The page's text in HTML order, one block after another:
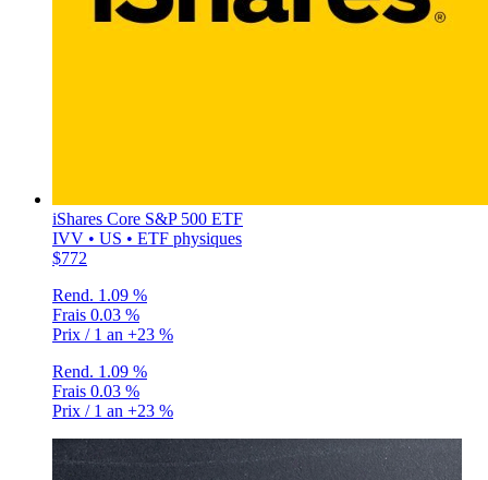
iShares Core S&P 500 ETF
IVV • US • ETF physiques
$772
Rend. 1.09 %
Frais 0.03 %
Prix / 1 an +23 %
Rend. 1.09 %
Frais 0.03 %
Prix / 1 an +23 %